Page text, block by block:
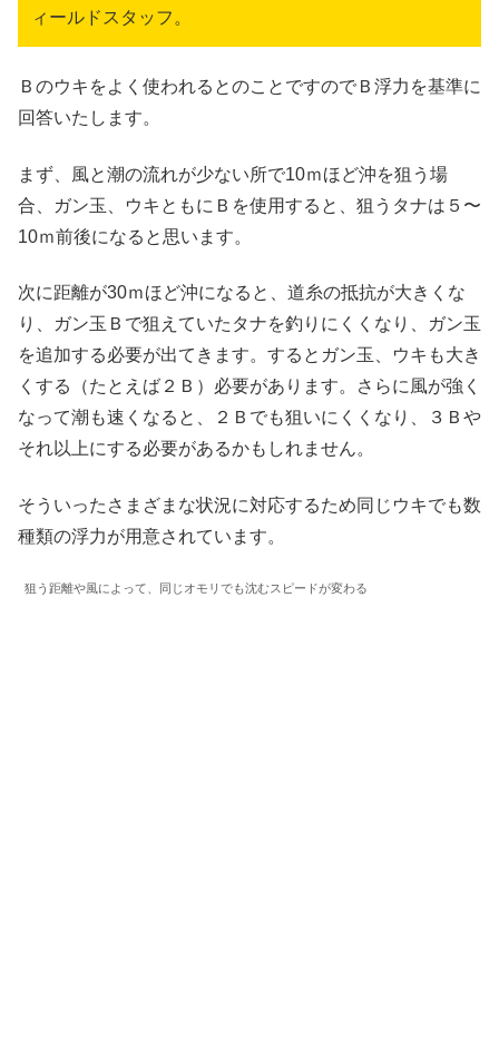
ィールドスタッフ。
Ｂのウキをよく使われるとのことですのでＢ浮力を基準に
回答いたします。
まず、風と潮の流れが少ない所で10ｍほど沖を狙う場
合、ガン玉、ウキともにＢを使用すると、狙うタナは５〜
10ｍ前後になると思います。
次に距離が30ｍほど沖になると、道糸の抵抗が大きくな
り、ガン玉Ｂで狙えていたタナを釣りにくくなり、ガン玉
を追加する必要が出てきます。するとガン玉、ウキも大き
くする（たとえば２Ｂ）必要があります。さらに風が強く
なって潮も速くなると、２Ｂでも狙いにくくなり、３Ｂや
それ以上にする必要があるかもしれません。
そういったさまざまな状況に対応するため同じウキでも数
種類の浮力が用意されています。
狙う距離や風によって、同じオモリでも沈むスピードが変わる